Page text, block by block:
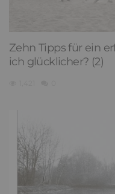
Zehn Tipps für ein
ich glücklicher? (2)